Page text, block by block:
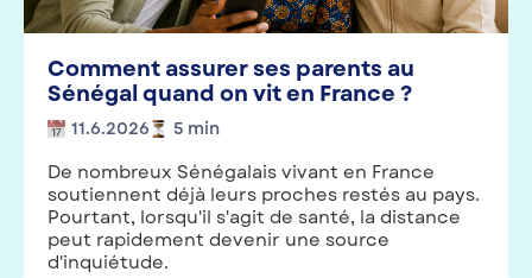
Comment assurer ses parents au
Sénégal quand on vit en France ?
11.6.2026 5 min
De nombreux Sénégalais vivant en France
soutiennent déjà leurs proches restés au pays.
Pourtant, lorsqu'il s'agit de santé, la distance
peut rapidement devenir une source
d'inquiétude.